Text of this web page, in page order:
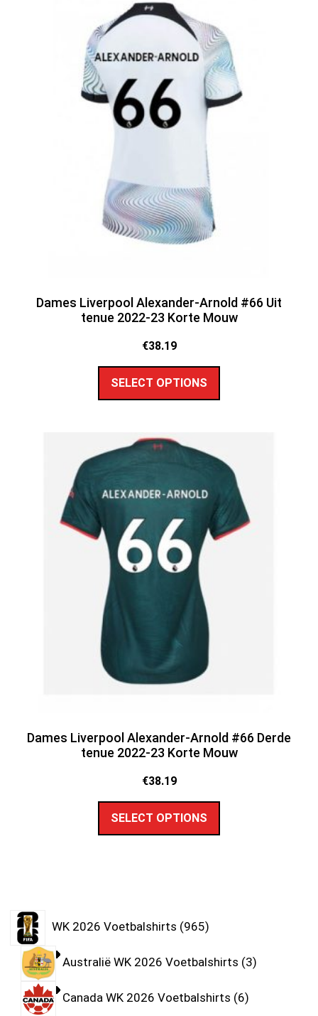
Dames Liverpool Alexander-Arnold #66 Uit
tenue 2022-23 Korte Mouw
€38.19
SELECT OPTIONS
Dames Liverpool Alexander-Arnold #66 Derde
tenue 2022-23 Korte Mouw
€38.19
SELECT OPTIONS
WK 2026 Voetbalshirts 965
Australië WK 2026 Voetbalshirts 3
Canada WK 2026 Voetbalshirts 6